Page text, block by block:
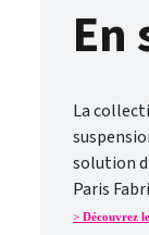
En
La
solution
Paris
> Découvrez